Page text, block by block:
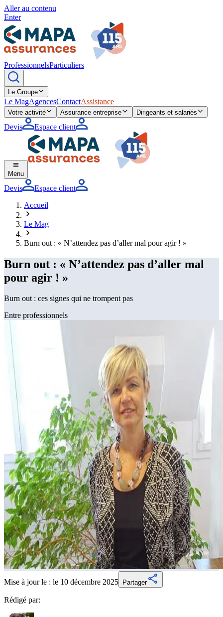
Aller au contenu
Enter
ProfessionnelsParticuliers
Le Groupe
Le MagAgencesContactAssistance
Votre activité Assurance entreprise Dirigeants et salariés
Devis Espace client
Menu
Devis
Espace client
Accueil
Le Mag
Burn out : « N’attendez pas d’aller mal pour agir ! »
Burn out : « N’attendez pas d’aller mal
pour agir ! »
Burn out : ces signes qui ne trompent pas
Entre professionnels
Mise à jour le : le 10 décembre 2025 Partager
Rédigé par: